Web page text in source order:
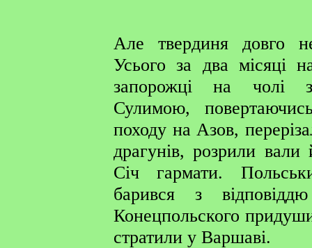
Але твердиня довго
Усього за два місяці
запорожці на чолі
Сулимою,
походу на Азов,
драгунів, розрили
Січ гармати.
барився з
Конецпольского
стратили у Варшаві.